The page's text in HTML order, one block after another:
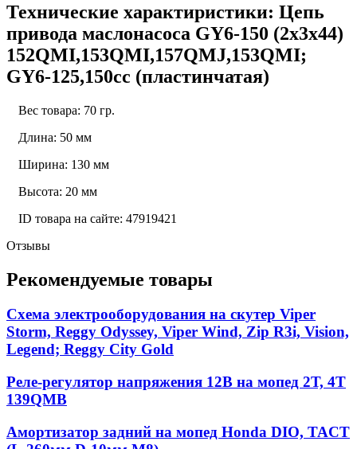
Технические характиристики: Цепь
привода маслонасоса GY6-150 (2х3х44)
152QMI,153QMI,157QMJ,153QMI;
GY6-125,150cc (пластинчатая)
Вес товара: 70 гр.
Длина: 50 мм
Ширина: 130 мм
Высота: 20 мм
ID товара на сайте: 47919421
Отзывы
Рекомендуемые товары
Схема электрооборудования на скутер Viper
Storm, Reggy Odyssey, Viper Wind, Zip R3i, Vision,
Legend; Reggy City Gold
Реле-регулятор напряжения 12В на мопед 2Т, 4Т
139QMB
Амортизатор задний на мопед Honda DIO, TACT